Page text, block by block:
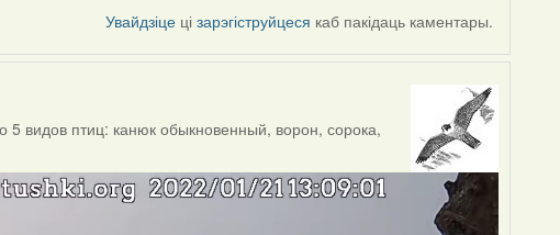
Увайдзіце цізарэгіструйцеся каб пакідаць каментары.
видов птиц: канюк обыкновенный, ворон, сорока,